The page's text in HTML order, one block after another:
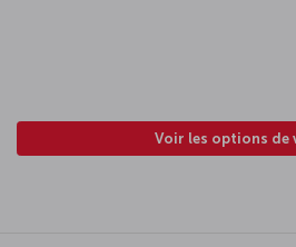
Voir les options de